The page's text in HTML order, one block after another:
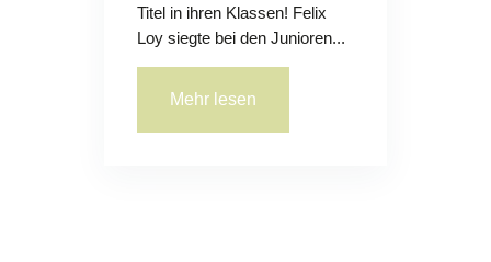
Titel in ihren Klassen! Felix
Loy siegte bei den Junioren...
Mehr lesen